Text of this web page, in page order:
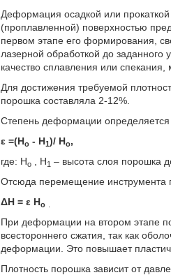
Деформация осадкой или
(проплавленной) поверхностью
первом этапе его формирования,
лазерной обработкой до заданного
качество сплавления или спекания,
Для достижения требуемой
порошка составляла 2-12%.
Степень деформации
ε =(Hо - H1)/ Hо,
где: Hо , H1 – высота слоя порошка
Отсюда перемещение инструмента
ΔH = ε Hо
При деформации на втором этапе
всестороннего сжатия, так как
деформации. Это повышает
Плотность порошка зависит от